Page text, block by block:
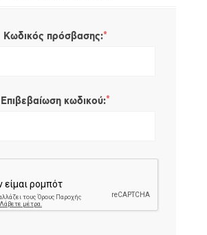
Κωδικός πρόσβασης:*
Επιβεβαίωση κωδικού:*